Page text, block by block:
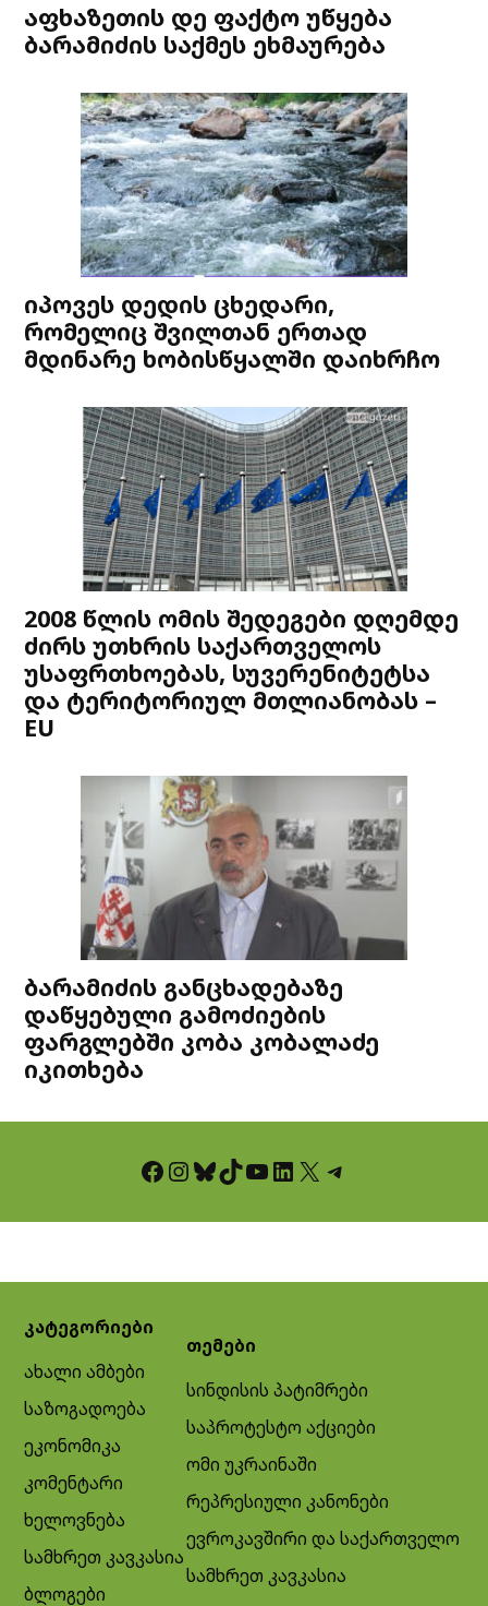
აფხაზეთის დე ფაქტო უწყება
ბარამიძის საქმეს ეხმაურება
იპოვეს დედის ცხედარი,
რომელიც შვილთან ერთად
მდინარე ხობისწყალში დაიხრჩო
2008 წლის ომის შედეგები დღემდე
ძირს უთხრის საქართველოს
უსაფრთხოებას, სუვერენიტეტსა
და ტერიტორიულ მთლიანობას –
EU
ბარამიძის განცხადებაზე
დაწყებული გამოძიების
ფარგლებში კობა კობალაძე
იკითხება
Facebook InstagramBluesky TikTok YouTube LinkedIn X Telegram
კატეგორიები
ახალი ამბები
საზოგადოება
ეკონომიკა
კომენტარი
ხელოვნება
სამხრეთ კავკასია
ბლოგები
თემები
სინდისის პატიმრები
საპროტესტო აქციები
ომი უკრაინაში
რეპრესიული კანონები
ევროკავშირი და საქართველო
სამხრეთ კავკასია